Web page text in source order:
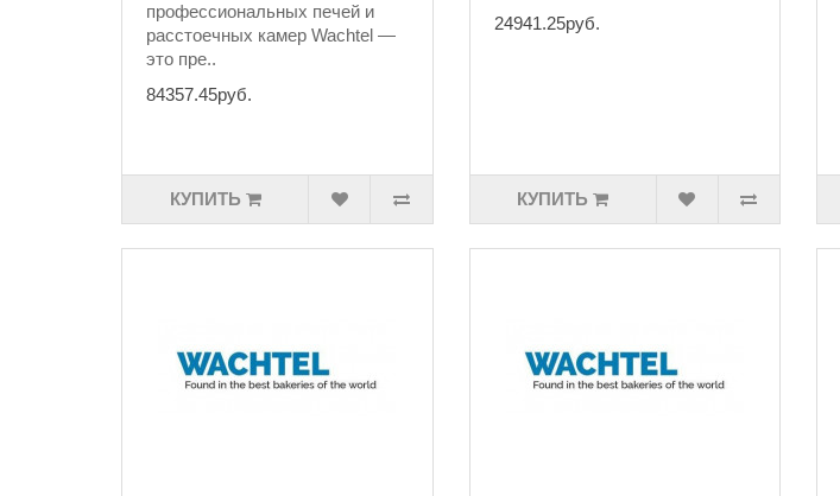
профессиональных печей и
расстоечных камер Wachtel —
это пре..
84357.45руб.
КУПИТЬ
24941.25руб.
КУПИТЬ